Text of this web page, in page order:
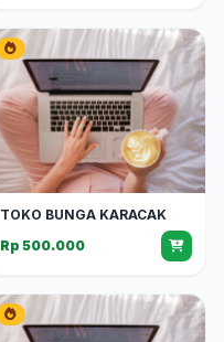
TOKO BUNGA KARACAK
Rp 500.000